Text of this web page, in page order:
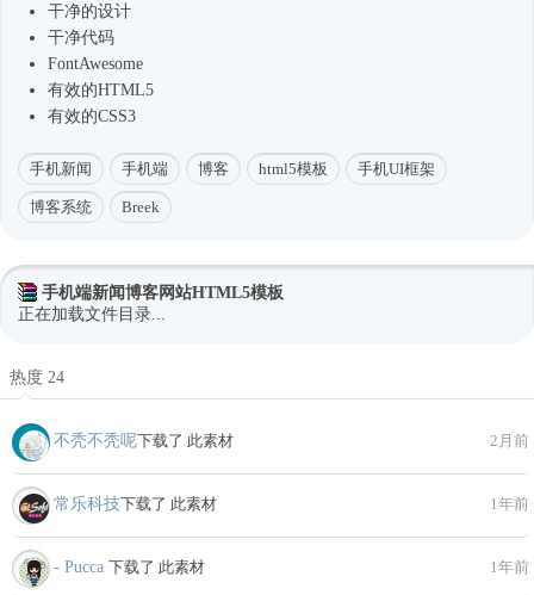
干净的设计
干净代码
FontAwesome
有效的HTML5
有效的CSS3
手机新闻 手机端 博客 html5模板 手机UI框架
博客系统 Breek
手机端新闻博客网站HTML5模板
正在加载文件目录...
热度 24
不秃不秃呢下载了 此素材 2月前
常乐科技下载了 此素材 1年前
- Pucca 下载了 此素材 1年前